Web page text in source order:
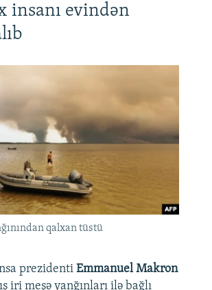
insanı evindən
qalxan tüstü
prezidenti Emmanuel Makron
iri meşə yanğınları ilə bağlı